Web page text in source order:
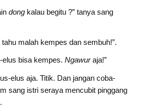
dong kalau begitu ?” tanya sang
malah kempes dan sembuh!”.
elus bisa kempes. Ngawur aja!”
elus aja. Titik. Dan jangan coba-
sang istri seraya mencubit pinggang